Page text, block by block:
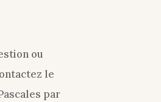
ou
le
par